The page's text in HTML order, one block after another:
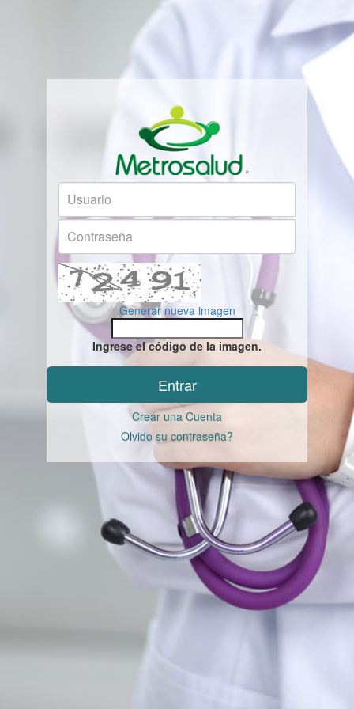
Generar nueva imagen
Ingrese el código de la imagen.
Entrar
Crear una Cuenta
Olvido su contraseña?